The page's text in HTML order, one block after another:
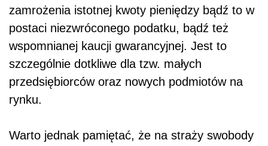
zamrożenia istotnej kwoty pieniędzy bądź to w
postaci niezwróconego podatku, bądź też
wspomnianej kaucji gwarancyjnej. Jest to
szczególnie dotkliwe dla tzw. małych
przedsiębiorców oraz nowych podmiotów na
rynku.
Warto jednak pamiętać, że na straży swobody